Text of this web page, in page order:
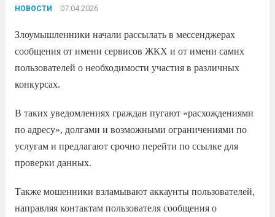
НОВОСТИ 07.04.2026
Злоумышленники начали рассылать в мессенджерах
сообщения от имени сервисов ЖКХ и от имени самих
пользователей о необходимости участия в различных
конкурсах.
В таких уведомлениях граждан пугают «расхождениями
по адресу», долгами и возможными ограничениями по
услугам и предлагают срочно перейти по ссылке для
проверки данных.
Также мошенники взламывают аккаунты пользователей,
направляя контактам пользователя сообщения о